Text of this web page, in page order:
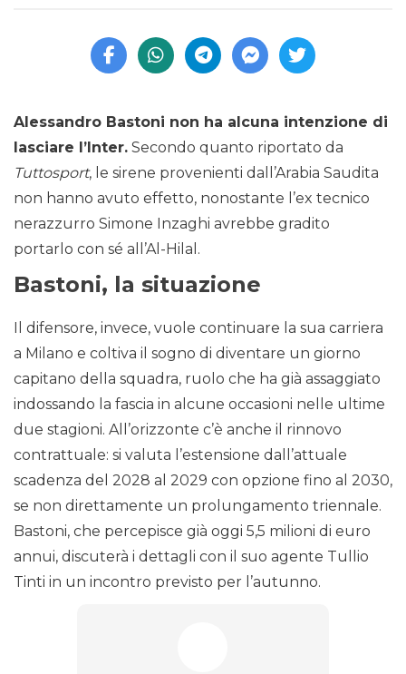
Alessandro Bastoni non ha alcuna intenzione di
lasciare l’Inter. Secondo quanto riportato da
Tuttosport, le sirene provenienti dall’Arabia Saudita
non hanno avuto effetto, nonostante l’ex tecnico
nerazzurro Simone Inzaghi avrebbe gradito
portarlo con sé all’Al-Hilal.
Bastoni, la situazione
Il difensore, invece, vuole continuare la sua carriera
a Milano e coltiva il sogno di diventare un giorno
capitano della squadra, ruolo che ha già assaggiato
indossando la fascia in alcune occasioni nelle ultime
due stagioni. All’orizzonte c’è anche il rinnovo
contrattuale: si valuta l’estensione dall’attuale
scadenza del 2028 al 2029 con opzione fino al 2030,
se non direttamente un prolungamento triennale.
Bastoni, che percepisce già oggi 5,5 milioni di euro
annui, discuterà i dettagli con il suo agente Tullio
Tinti in un incontro previsto per l’autunno.